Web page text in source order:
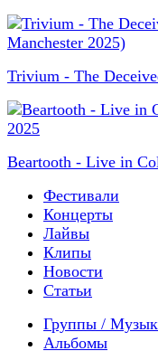
Trivium - The
Beartooth - Live in
Фестивали
Концерты
Лайвы
Клипы
Новости
Статьи
Группы /
Альбомы